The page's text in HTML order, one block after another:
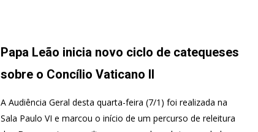
Papa Leão inicia novo ciclo de catequeses
sobre o Concílio Vaticano II
A Audiência Geral desta quarta-feira (7/1) foi realizada na
Sala Paulo VI e marcou o início de um percurso de releitura